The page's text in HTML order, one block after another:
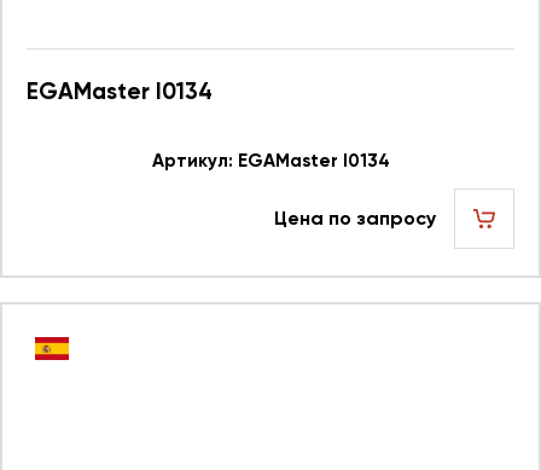
EGAMaster I0134
Артикул: EGAMaster I0134
Цена по запросу